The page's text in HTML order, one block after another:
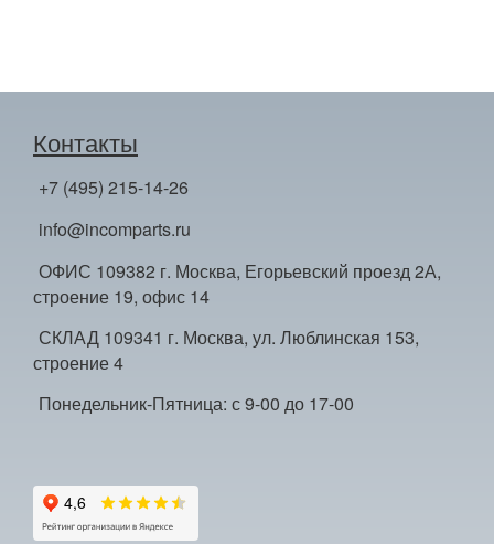
Контакты
+7 (495) 215-14-26
info@incomparts.ru
ОФИС 109382 г. Москва, Егорьевский проезд 2А,
строение 19, офис 14
СКЛАД 109341 г. Москва, ул. Люблинская 153,
строение 4
Понедельник-Пятница: с 9-00 до 17-00